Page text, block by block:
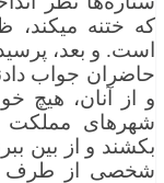
كه ختنه می‏كند،
است. و بعد،
حاضران جواب
و از آنان، هیچ
شهرهای مملكت
بكشند و از بین
شخصی از طرف